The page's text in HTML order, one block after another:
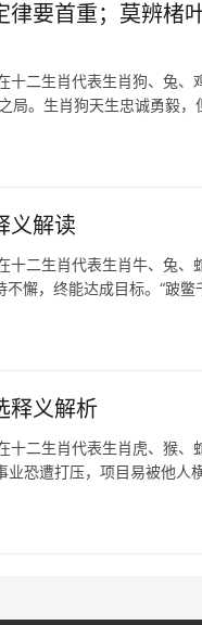
律要首重；莫辨楮
十二生肖代表生肖狗、兔
局。生肖狗天生忠诚勇毅
义解读
十二生肖代表生肖牛、兔
懈，终能达成目标。“跛
释义解析
十二生肖代表生肖虎、猴
恐遭打压，项目易被他